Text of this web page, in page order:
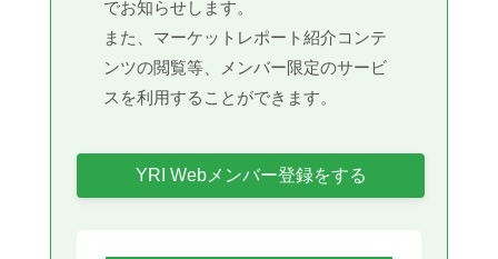
でお知らせします。
また、マーケットレポート紹介コンテ
ンツの閲覧等、メンバー限定のサービ
スを利用することができます。
YRI Webメンバー登録をする